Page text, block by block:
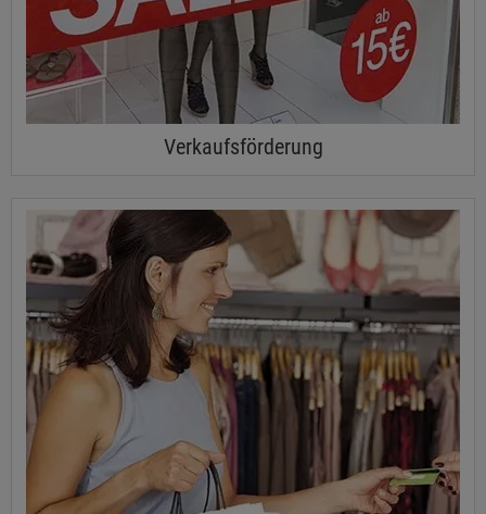
Verkaufsförderung